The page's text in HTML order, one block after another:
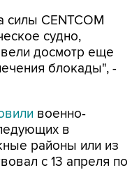
силы CENTCOM
судно,
досмотр еще
блокады", -
военно-
в
районы или из
с 13 апреля по